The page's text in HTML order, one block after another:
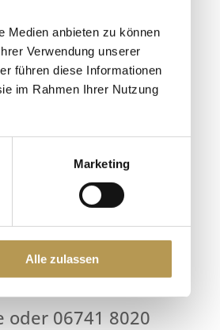
Medien anbieten zu können
Verwendung unserer
führen diese Informationen
im Rahmen Ihrer Nutzung
Marketing
Alle zulassen
von unseren
regenerierend
Teint.
Haut etwas
06741 8020